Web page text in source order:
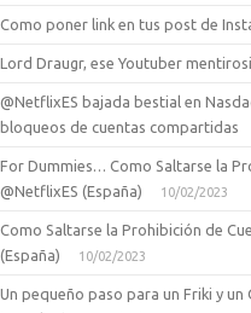
Como poner link en tus post de
Lord Draugr, ese Youtuber
@NetflixES bajada bestial en
bloqueos de cuentas compartidas
For Dummies… Como Saltarse la
@NetflixES (España)
10/02/2023
Como Saltarse la Prohibición de
(España)
10/02/2023
Un pequeño paso para un Friki y un